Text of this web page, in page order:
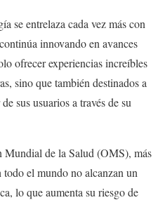
se entrelaza cada vez más con
innovando en avances
ofrecer experiencias increíbles
sino que también destinados a
sus usuarios a través de su
Mundial de la Salud (OMS), más
el mundo no alcanzan un
lo que aumenta su riesgo de